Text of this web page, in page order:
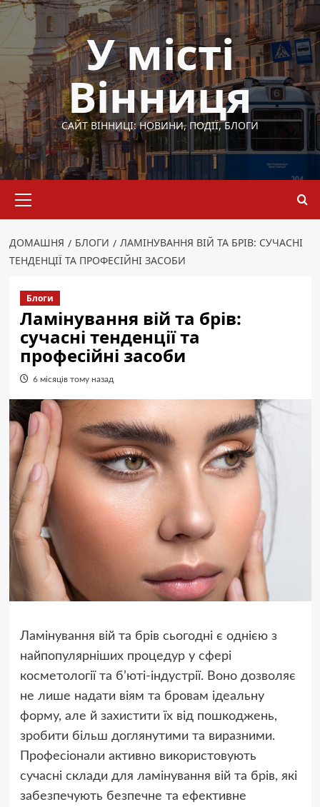
Перейти
до
вмісту
У місті
Вінниця
САЙТ ВІННИЦІ: НОВИНИ, ПОДІЇ, БЛОГИ
меню
ДОМАШНЯ БЛОГИ
ЛАМІНУВАННЯ ВІЙ ТА БРІВ: СУЧАСНІ
ТЕНДЕНЦІЇ ТА ПРОФЕСІЙНІ ЗАСОБИ
Блоги
Ламінування вій та брів:
сучасні тенденції та
професійні засоби
6 місяців тому назад
Ламінування вій та брів сьогодні є однією з
найпопулярніших процедур у сфері
косметології та б’юті-індустрії. Воно дозволяє
не лише надати віям та бровам ідеальну
форму, але й захистити їх від пошкоджень,
зробити більш доглянутими та виразними.
Професіонали активно використовують
сучасні склади для ламінування вій та брів, які
забезпечують безпечне та ефективне